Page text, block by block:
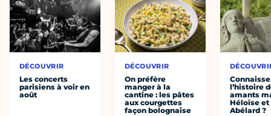
DÉCOUVRIR
Les concerts
parisiens à voir en
août
DÉCOUVRIR
On préfère
manger à la
cantine : les pâtes
aux courgettes
façon bolognaise
l’histoire
amants
Héloïse et
Abélard ?